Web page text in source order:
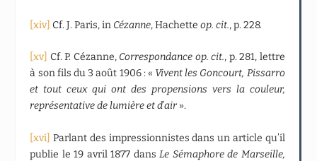
[xiv] Cf. J. Paris, in Cézanne, Hachetteop. cit., p. 228.
[xv] Cf. P. Cézanne, Correspondance op. cit., p. 281, lettre
à son fils du 3 août 1906 : « Vivent les Goncourt, Pissarro
et tout ceux qui ont des propensions vers la couleur,
représentative de lumière et d’air ».
[xvi] Parlant des impressionnistes dans un article qu’il
publie le 19 avril 1877 dansLe Sémaphore de Marseille,